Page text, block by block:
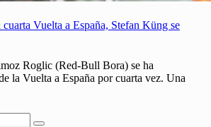
Vuelta a España, Stefan Küng se
Roglic (Red-Bull Bora) se ha
la Vuelta a España por cuarta vez. Una